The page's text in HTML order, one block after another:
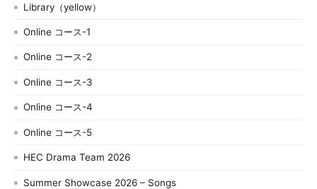
Library（yellow）
Online コース-1
Online コース-2
Online コース-3
Online コース-4
Online コース-5
HEC Drama Team 2026
Summer Showcase 2026 – Songs